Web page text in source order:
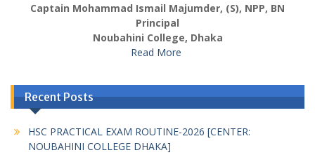
Captain Mohammad Ismail Majumder, (S), NPP, BN
Principal
Noubahini College, Dhaka
Read More
Recent Posts
HSC PRACTICAL EXAM ROUTINE-2026 [CENTER:
NOUBAHINI COLLEGE DHAKA]